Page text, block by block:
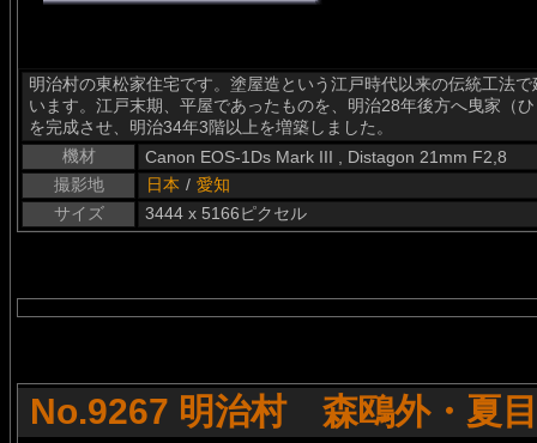
明治村の東松家住宅です。塗屋造という江戸時代以来の伝統工法
います。江戸末期、平屋であったものを、明治28年後方へ曳家（
を完成させ、明治34年3階以上を増築しました。
機材
Canon EOS-1Ds Mark III , Distagon 21mm F2,8
撮影地
日本 / 愛知
サイズ
3444 x 5166ピクセル
No.9267 明治村 森鴎外・夏